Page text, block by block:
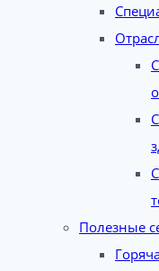
Полезные